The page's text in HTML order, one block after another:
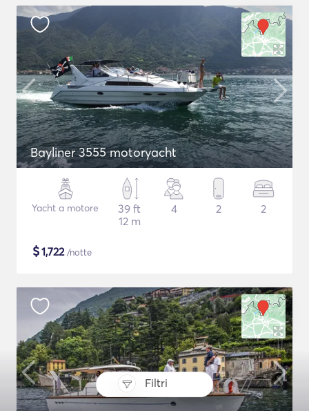
Filtri
Bayliner 3555 motoryacht
Yacht a motore
39 ft
12 m
4 2 2
$1,722/notte